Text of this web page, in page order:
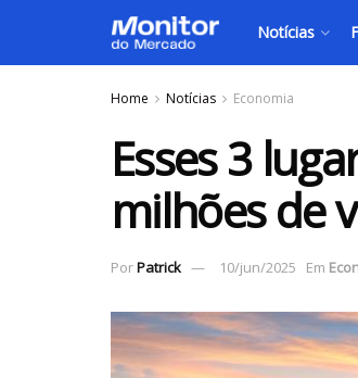
Notícias
Home Notícias Economia
Esses 3
milhões de
PorPatrick 10/jun/2025 Em